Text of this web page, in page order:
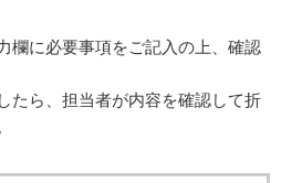
欄に必要事項をご記入の上、確認
たら、担当者が内容を確認して折